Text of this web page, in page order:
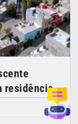
residência